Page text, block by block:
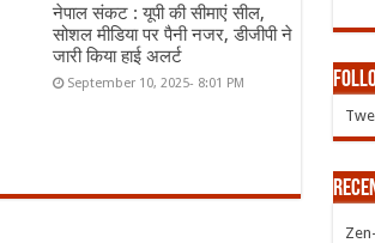
नेपाल संकट : यूपी की सीमाएं सील,
सोशल मीडिया पर पैनी नजर, डीजीपी ने
जारी किया हाई अलर्ट
September 10, 2025- 8:01 PM